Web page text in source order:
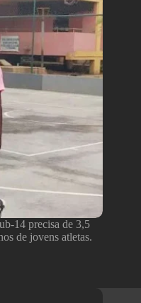
14 precisa de 3,5
de jovens atletas.